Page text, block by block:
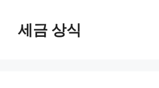
세금 상식